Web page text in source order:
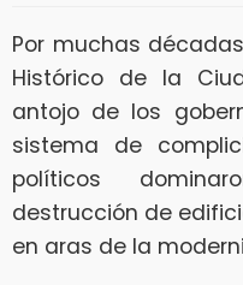
Por muchas
Histórico de la
antojo de los
sistema de
políticos
destrucción de
en aras de la